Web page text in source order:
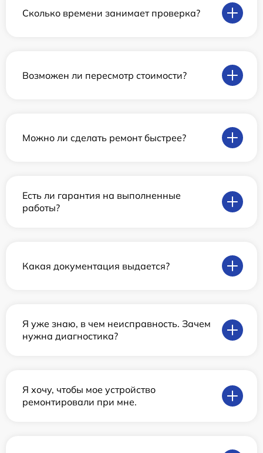
Сколько времени занимает проверка?
Возможен ли пересмотр стоимости?
Можно ли сделать ремонт быстрее?
Есть ли гарантия на выполненные
работы?
Какая документация выдается?
Я уже знаю, в чем неисправность. Зачем
нужна диагностика?
Я хочу, чтобы мое устройство
ремонтировали при мне.